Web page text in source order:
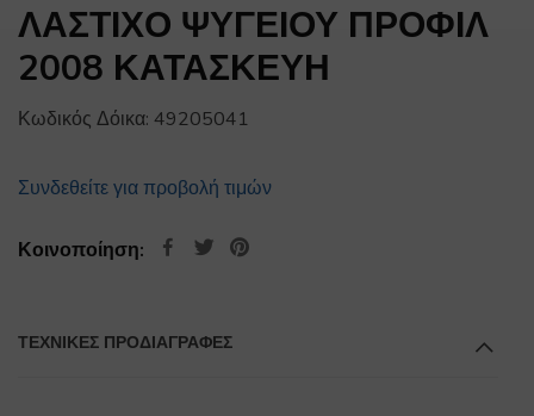
ΛΑΣΤΙΧΟ ΨΥΓΕΙΟΥ ΠΡΟΦΙΛ
2008 ΚΑΤΑΣΚΕΥΗ
Κωδικός Δόικα: 49205041
Συνδεθείτε για προβολή τιμών
Κοινοποίηση:
ΤΕΧΝΙΚΕΣ ΠΡΟΔΙΑΓΡΑΦΕΣ